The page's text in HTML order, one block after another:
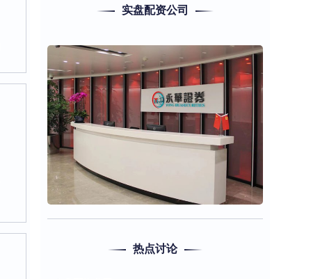
实盘配资公司
热点讨论
配资炒股就找配资 南宁股票配资公司：助您
投资致富，实现财富梦想
线上配资股票
在投资领域配资炒股就找配资，股票配资已成
为一种备受关注的投资方式。南宁股票配资公
司凭借其专业服务和丰富的经验，为投资者提
何用杠杆放大收益